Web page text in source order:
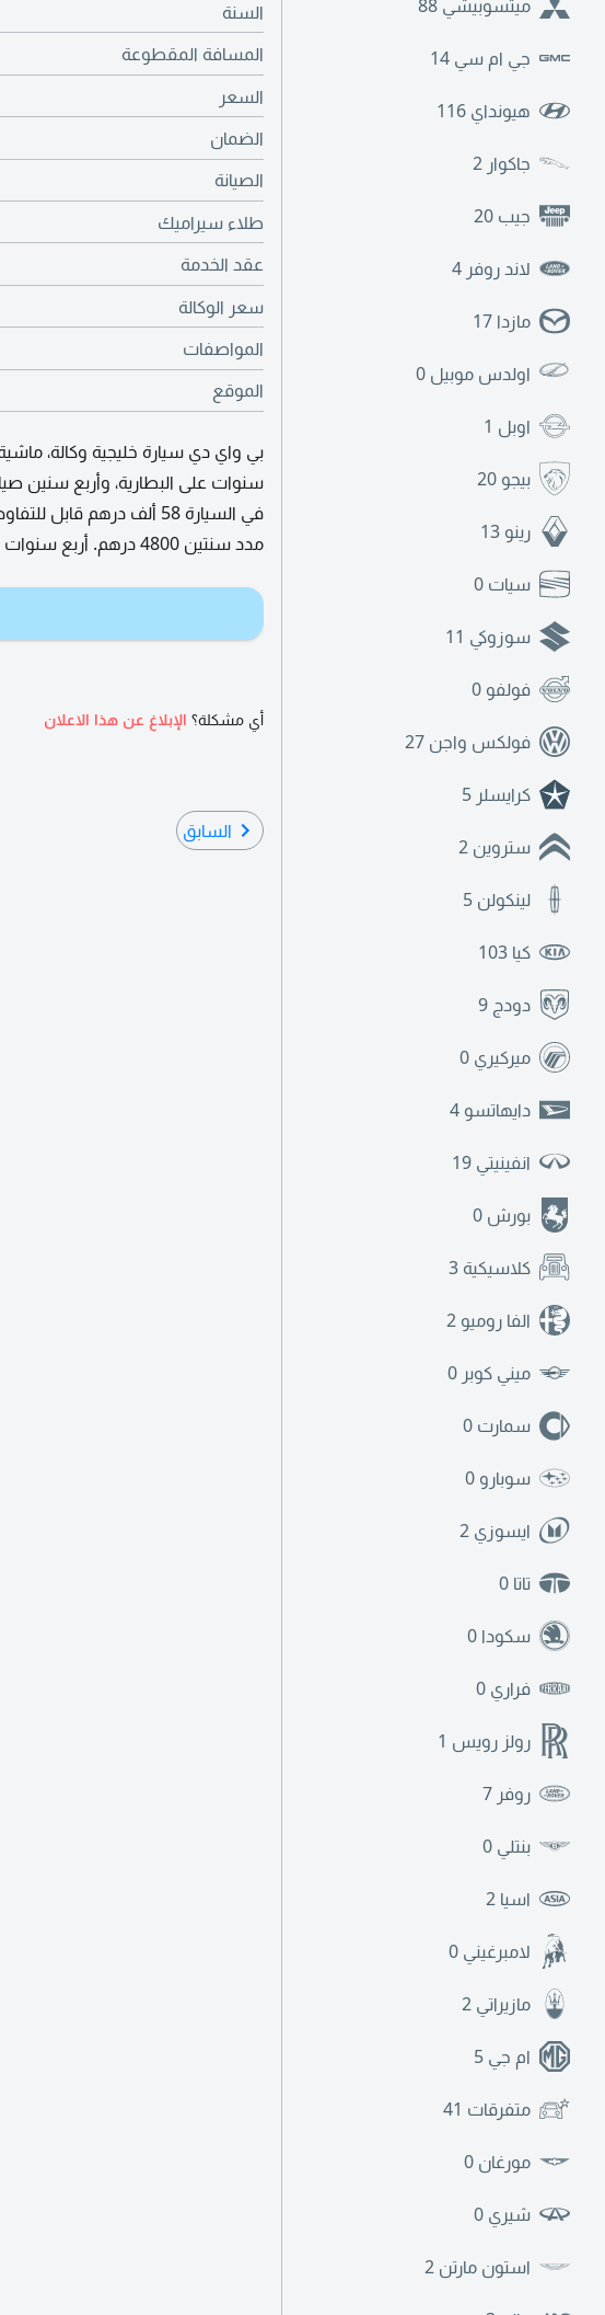
ميتسوبيشي 88
جي ام سي 14
هيونداي 116
جاكوار 2
جيب 20
لاند روفر 4
مازدا 17
اولدس موبيل 0
اوبل 1
بيجو 20
رينو 13
سيات 0
سوزوكي 11
فولفو 0
فولكس واجن 27
كرايسلر 5
ستروين 2
لينكولن 5
كيا 103
دودج 9
ميركيري 0
دايهاتسو 4
انفينيتي 19
بورش 0
كلاسيكية 3
الفا روميو 2
ميني كوبر 0
سمارت 0
سوبارو 0
ايسوزي 2
تاتا 0
سكودا 0
فراري 0
رولز رويس 1
روفر 7
بنتلي 0
اسيا 2
لامبرغيني 0
مازيراتي 2
ام جي 5
متفرقات 41
مورغان 0
شيري 0
استون مارتن 2
السنة
المسافة المقطوعة
السعر
الضمان
الصيانة
طلاء سيراميك
عقد الخدمة
سعر الوكالة
المواصفات
الموقع
مدد سنتين 4800 درهم. أربع سنوات ما تدفع شيء.
أي مشكلة؟ الإبلاغ عن هذا الاعلان
السابق